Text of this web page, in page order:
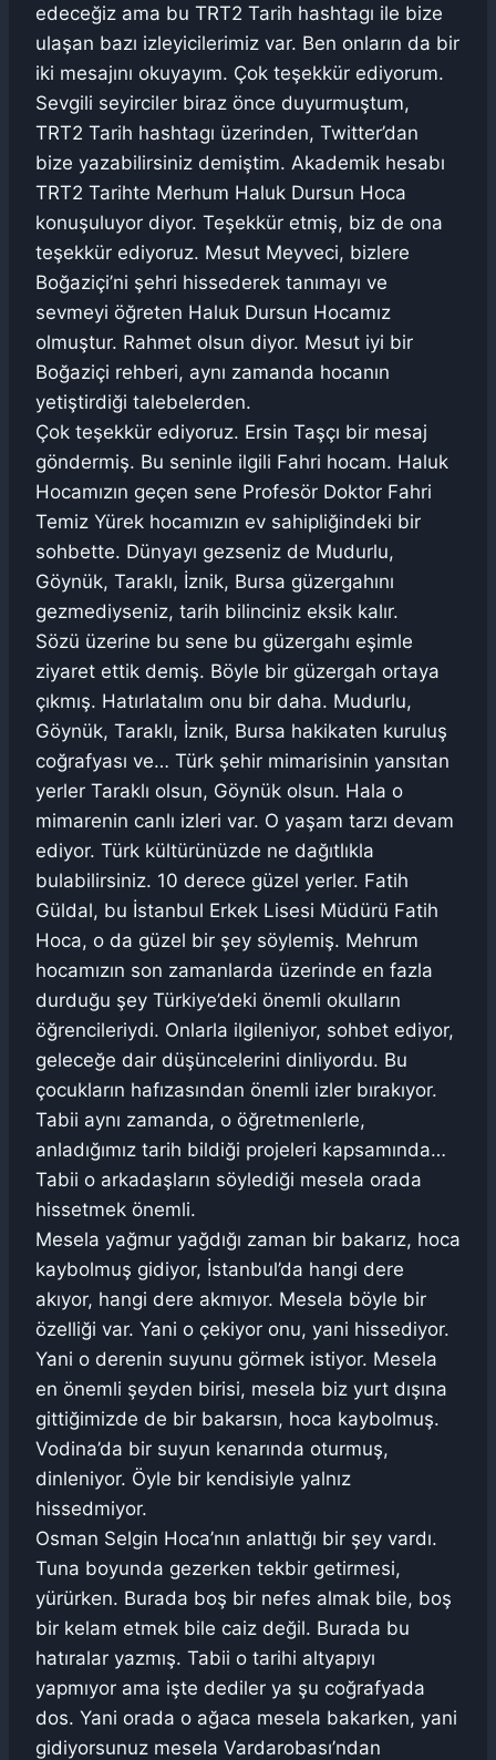
edeceğiz ama bu TRT2 Tarih hashtagı ile bize
ulaşan bazı izleyicilerimiz var. Ben onların da bir
iki mesajını okuyayım. Çok teşekkür ediyorum.
Sevgili seyirciler biraz önce duyurmuştum,
TRT2 Tarih hashtagı üzerinden, Twitter’dan
bize yazabilirsiniz demiştim. Akademik hesabı
TRT2 Tarihte Merhum Haluk Dursun Hoca
konuşuluyor diyor. Teşekkür etmiş, biz de ona
teşekkür ediyoruz. Mesut Meyveci, bizlere
Boğaziçi’ni şehri hissederek tanımayı ve
sevmeyi öğreten Haluk Dursun Hocamız
olmuştur. Rahmet olsun diyor. Mesut iyi bir
Boğaziçi rehberi, aynı zamanda hocanın
yetiştirdiği talebelerden.
Çok teşekkür ediyoruz. Ersin Taşçı bir mesaj
göndermiş. Bu seninle ilgili Fahri hocam. Haluk
Hocamızın geçen sene Profesör Doktor Fahri
Temiz Yürek hocamızın ev sahipliğindeki bir
sohbette. Dünyayı gezseniz de Mudurlu,
Göynük, Taraklı, İznik, Bursa güzergahını
gezmediyseniz, tarih bilinciniz eksik kalır.
Sözü üzerine bu sene bu güzergahı eşimle
ziyaret ettik demiş. Böyle bir güzergah ortaya
çıkmış. Hatırlatalım onu bir daha. Mudurlu,
Göynük, Taraklı, İznik, Bursa hakikaten kuruluş
coğrafyası ve… Türk şehir mimarisinin yansıtan
yerler Taraklı olsun, Göynük olsun. Hala o
mimarenin canlı izleri var. O yaşam tarzı devam
ediyor. Türk kültürünüzde ne dağıtlıkla
bulabilirsiniz. 10 derece güzel yerler. Fatih
Güldal, bu İstanbul Erkek Lisesi Müdürü Fatih
Hoca, o da güzel bir şey söylemiş. Mehrum
hocamızın son zamanlarda üzerinde en fazla
durduğu şey Türkiye’deki önemli okulların
öğrencileriydi. Onlarla ilgileniyor, sohbet ediyor,
geleceğe dair düşüncelerini dinliyordu. Bu
çocukların hafızasından önemli izler bırakıyor.
Tabii aynı zamanda, o öğretmenlerle,
anladığımız tarih bildiği projeleri kapsamında…
Tabii o arkadaşların söylediği mesela orada
hissetmek önemli.
Mesela yağmur yağdığı zaman bir bakarız, hoca
kaybolmuş gidiyor, İstanbul’da hangi dere
akıyor, hangi dere akmıyor. Mesela böyle bir
özelliği var. Yani o çekiyor onu, yani hissediyor.
Yani o derenin suyunu görmek istiyor. Mesela
en önemli şeyden birisi, mesela biz yurt dışına
gittiğimizde de bir bakarsın, hoca kaybolmuş.
Vodina’da bir suyun kenarında oturmuş,
dinleniyor. Öyle bir kendisiyle yalnız
hissedmiyor.
Osman Selgin Hoca’nın anlattığı bir şey vardı.
Tuna boyunda gezerken tekbir getirmesi,
yürürken. Burada boş bir nefes almak bile, boş
bir kelam etmek bile caiz değil. Burada bu
hatıralar yazmış. Tabii o tarihi altyapıyı
yapmıyor ama işte dediler ya şu coğrafyada
dos. Yani orada o ağaca mesela bakarken, yani
gidiyorsunuz mesela Vardarobası’ndan